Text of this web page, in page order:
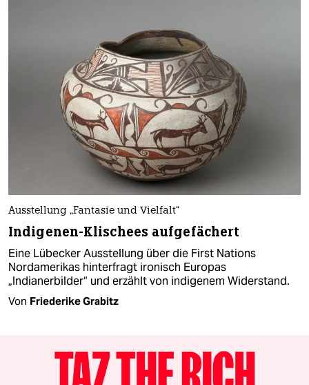
Ausstellung „Fantasie und Vielfalt“
Indigenen-Klischees aufgefächert
Eine Lübecker Ausstellung über die First Nations
Nordamerikas hinterfragt ironisch Europas
„Indianerbilder“ und erzählt von indigenem Widerstand.
Von Friederike Grabitz